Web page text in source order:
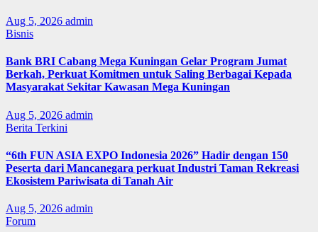
Aug 5, 2026 admin
Bisnis
Bank BRI Cabang Mega Kuningan Gelar Program Jumat
Berkah, Perkuat Komitmen untuk Saling Berbagai Kepada
Masyarakat Sekitar Kawasan Mega Kuningan
Aug 5, 2026 admin
Berita Terkini
“6th FUN ASIA EXPO Indonesia 2026” Hadir dengan 150
Peserta dari Mancanegara perkuat Industri Taman Rekreasi
Ekosistem Pariwisata di Tanah Air
Aug 5, 2026 admin
Forum